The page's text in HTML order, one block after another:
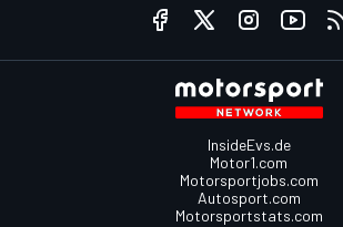
InsideEvs.de
Motor1.com
Motorsportjobs.com
Autosport.com
Motorsportstats.com